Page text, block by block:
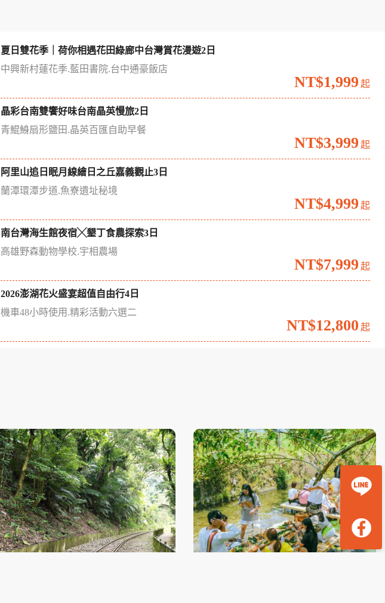
夏日雙花季｜荷你相遇花田綠廊中台灣賞花漫遊2日
中興新村蓮花季.藍田書院.台中通豪飯店
NT$1,999 起
晶彩台南雙饗好味台南晶英慢旅2日
青鯤鯓扇形鹽田.晶英百匯自助早餐
NT$3,999 起
阿里山追日眠月線繪日之丘嘉義觀止3日
蘭潭環潭步道.魚寮遺址秘境
NT$4,999 起
南台灣海生館夜宿╳墾丁食農探索3日
高雄野森動物學校.宇相農場
NT$7,999 起
2026澎湖花火盛宴超值自由行4日
機車48小時使用.精彩活動六選二
NT$12,800 起